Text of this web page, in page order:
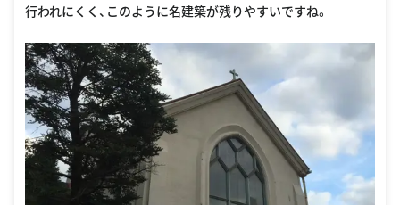
行われにくく、このように名建築が残りやすいですね。